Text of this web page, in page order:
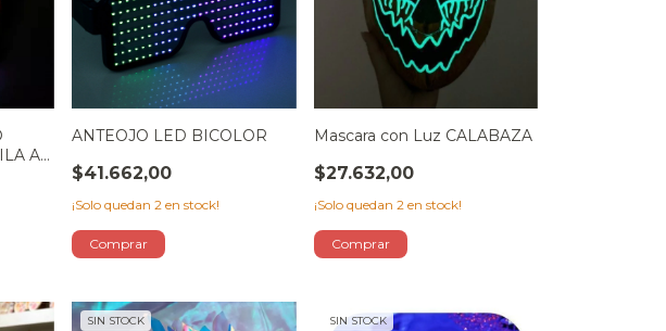
AA
ANTEOJO LED BICOLOR
$41.662,00
¡Solo quedan2 en stock!
Mascara con Luz CALABAZA
$27.632,00
¡Solo quedan 2en stock!
SIN STOCK SIN STOCK